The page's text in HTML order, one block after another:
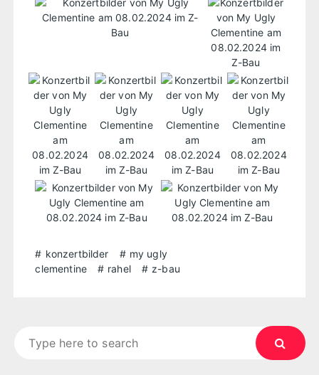
konzertbilder
my ugly
clementine
rahel z-bau